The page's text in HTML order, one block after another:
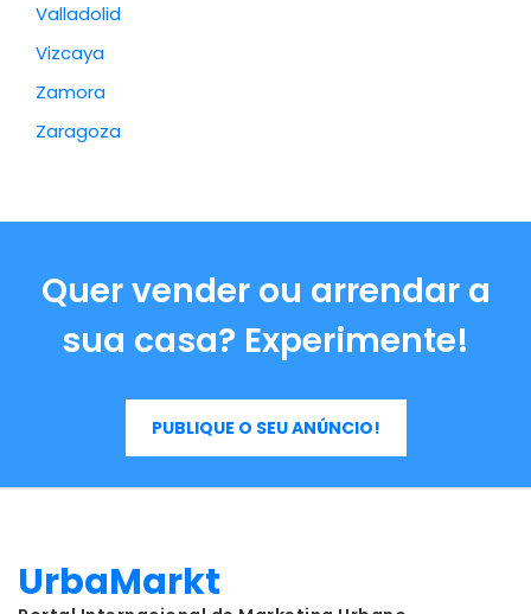
Valladolid
Vizcaya
Zamora
Zaragoza
Quer vender ou arrendar a
sua casa? Experimente!
PUBLIQUE O SEU ANÚNCIO!
UrbaMarkt